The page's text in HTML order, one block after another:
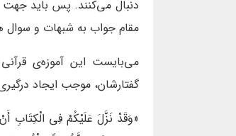
دنبال می‌کنند. پس باید جهت
مقام جواب به شبهات و سوال
می‌بایست این آموزه‌ی
گفتارشان، موجب ایجاد
«وَقَدْ نَزَّلَ عَلَيْكُمْ فِي الْكِتَابِ